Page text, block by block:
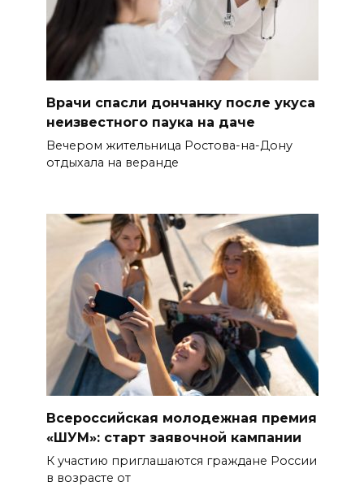
Врачи спасли дончанку после укуса
неизвестного паука на даче
Вечером жительница Ростова-на-Дону
отдыхала на веранде
Всероссийская молодежная премия
«ШУМ»: старт заявочной кампании
К участию приглашаются граждане России
в возрасте от